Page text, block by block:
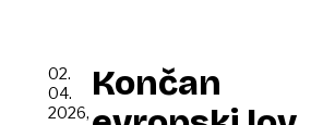
Končan
02.
04.
2026,